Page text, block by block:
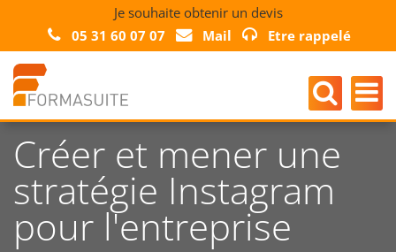
Je souhaite obtenir un devis
05 31 60 07 07
Mail Etre rappelé
Créer et mener une
stratégie Instagram
pour l'entreprise